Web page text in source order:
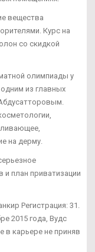
вещества
Курс на
со скидкой
олимпиады у
из главных
на дерму.
и план приватизации
Регистрация: 31.
2015 года, Вудс
в карьере не приняв